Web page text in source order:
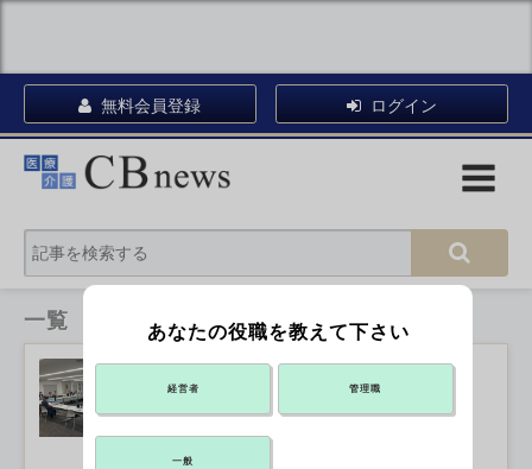
無料会員登録 ログイン
一覧
養成所の相次ぐ廃止「非常事態と受け
止めて」
あなたの役職を教えて下さい
経営者 管理職
一般